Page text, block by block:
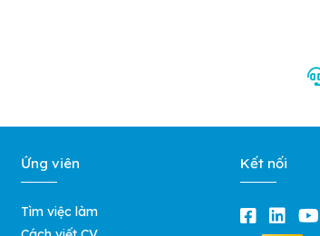
Ứng viên
Tìm việc làm
Kết nối